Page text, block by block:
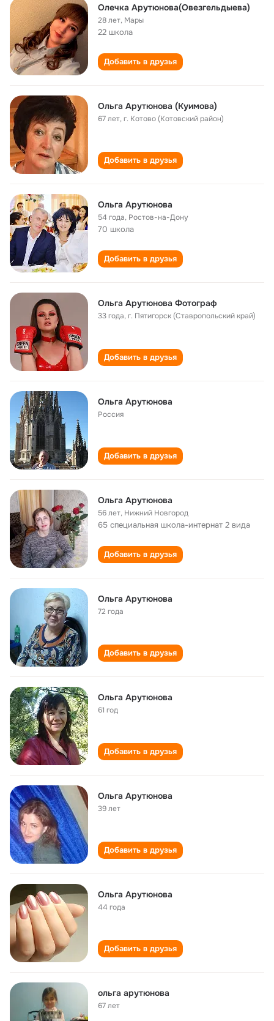
Олeчка Арутюнова(Овезгельдыева)
28 лет, Мары
22 школа
Добавить в друзья
Ольга Арутюнова (Куимова)
67 лет,г. Котово (Котовский район)
Добавить в друзья
Ольга Арутюнова
54 года, Ростов-на-Дону
70 школа
Добавить в друзья
Ольга Арутюнова Фотограф
33 года,г. Пятигорск (Ставропольский край)
Добавить в друзья
Ольга Арутюнова
Россия
Добавить в друзья
Ольга Арутюнова
56 лет, Нижний Новгород
65 специальная школа-интернат 2 вида
Добавить в друзья
Ольга Арутюнова
72 года
Добавить в друзья
Ольга Арутюнова
61 год
Добавить в друзья
Ольга Арутюнова
39 лет
Добавить в друзья
Ольга Арутюнова
44 года
Добавить в друзья
ольга арутюнова
67 лет